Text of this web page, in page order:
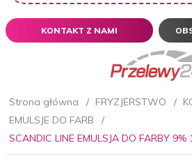
KONTAKT Z NAMI
Strona główna FRYZJERSTWO
EMULSJE DO FARB
SCANDIC LINE EMULSJA DO FARBY 9%